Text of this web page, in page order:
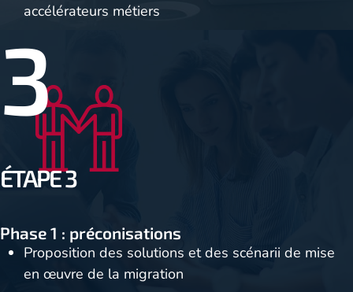
accélérateurs métiers
3
ÉTAPE 3
Phase 1 : préconisations
Proposition des solutions et des scénarii de mise
en œuvre de la migration